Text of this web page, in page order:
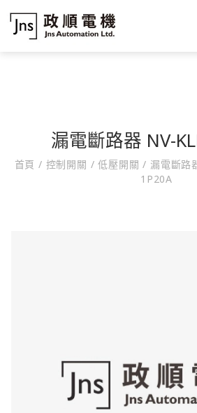
漏電斷路器 NV-
首頁/ 控制開關 / 低壓開關/ 漏電斷路
1P20A